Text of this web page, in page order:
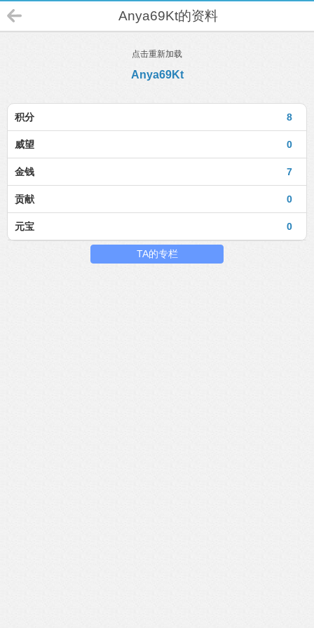
Anya69Kt的资料
点击重新加载
Anya69Kt
8
积分
0
威望
7
金钱
0
贡献
0
元宝
TA的专栏